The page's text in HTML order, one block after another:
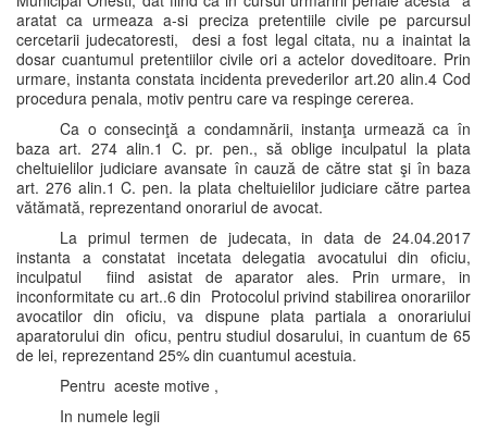
aratat ca urmeaza a-si preciza pretentiile civile pe parcursul
cercetarii judecatoresti, desi a fost legal citata, nu a inaintat la
dosar cuantumul pretentiilor civile ori a actelor doveditoare. Prin
urmare, instanta constata incidenta prevederilor art.20 alin.4 Cod
procedura penala, motiv pentru care va respinge cererea.
Ca o consecinţă a condamnării, instanţa urmează ca în
baza art. 274 alin.1 C. pr. pen., să oblige inculpatul la plata
cheltuielilor judiciare avansate în cauză de către stat şi în baza
art. 276 alin.1 C. pen. la plata cheltuielilor judiciare către partea
vătămată, reprezentand onorariul de avocat.
La primul termen de judecata, in data de 24.04.2017
instanta a constatat incetata delegatia avocatului din oficiu,
inculpatul fiind asistat de aparator ales. Prin urmare, in
inconformitate cu art..6 din Protocolul privind stabilirea onorariilor
avocatilor din oficiu, va dispune plata partiala a onorariului
aparatorului din oficu, pentru studiul dosarului, in cuantum de 65
de lei, reprezentand 25% din cuantumul acestuia.
Pentru aceste motive ,
In numele legii